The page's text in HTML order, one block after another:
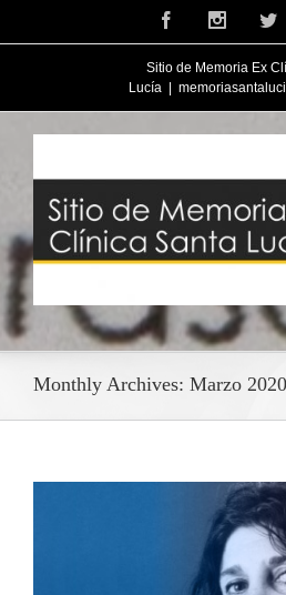
FacebookInstagram
Sitio de Memoria Ex
Lucía
Monthly Archives: Marzo 2020